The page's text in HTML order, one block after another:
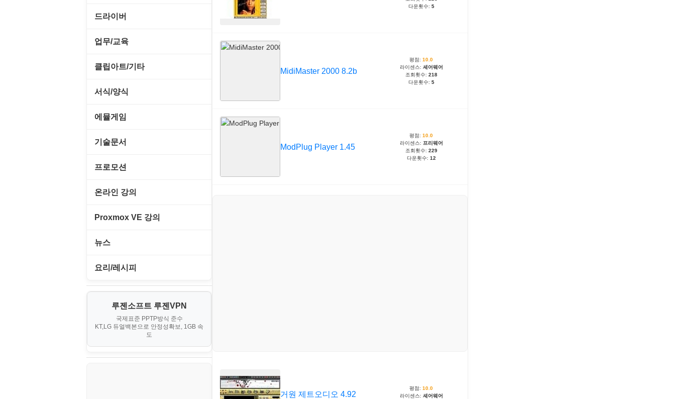
바이러스 백신
압축파일 관리
파일/디스크
하드웨어 관련
실행기/툴바
운영체제 ISO/Image
커서/아이콘 툴
폰트관리/인쇄
사이트 저작도구
원격도구
웹 브라우저
웹 유틸리티
FTP 서버
백오피스/.NET
웹 서버
드라이버
SCSI/IDE/USB
비디오/모니터
사운드카드
입력장치
저장장치
업무/교육
MS 오피스 관련
판매/재고/회계
프로그래밍 관련
클립아트/기타
동영상 클립
서식/양식
경찰청-감사
경찰청-범죄예방
경찰청-수사
경찰청-외국어번역본
경찰청-외사
계약서
등기소
이력서
에뮬게임
Emulator(게임실행기)
오락실게임
휴대용게임
기술문서
C#, .NET, Visual Studio
JavaScript
MacOS/맥북
MCP
MS SQL Server
프로모션
고정아이피.net
엔탑프로(NTOPPRO)
휴폐업조회
온라인 강의
PHP - 고급
부동산
Proxmox VE 강의
I. Proxmox VE 기본 환경 구축
IV. 클러스터 및 고가용성 (HA)
V. 고급 기능 및 CLI 활용
VI. 장애 조치 (Failover) 심화 시
뉴스
IT/보안
게임
경제
부동산
요리/레시피
노하우
소스/양념장
루젠소프트 루젠VPN
국제표준 PPTP방식 준수
KT,LG 듀얼백본으로 안정성확보, 1GB 속
도
다운횟수: 5
MidiMaster 2000 8.2b
평점:10.0
라이센스: 셰어웨어
조회횟수: 218
다운횟수: 5
ModPlug Player 1.45
평점:10.0
라이센스: 프리웨어
조회횟수: 229
다운횟수: 12
거원 제트오디오 4.92
평점:10.0
라이센스: 셰어웨어